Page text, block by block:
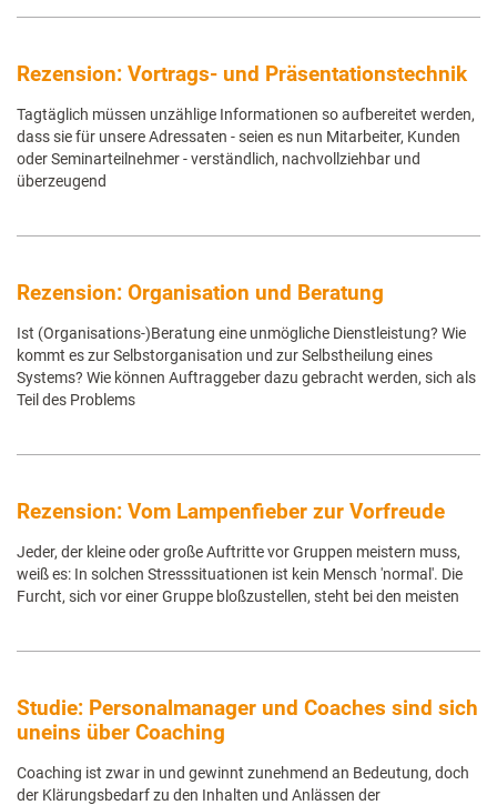
Rezension: Vortrags- und Präsentationstechnik
Tagtäglich müssen unzählige Informationen so aufbereitet werden,
dass sie für unsere Adressaten - seien es nun Mitarbeiter, Kunden
oder Seminarteilnehmer - verständlich, nachvollziehbar und
überzeugend
Rezension: Organisation und Beratung
Ist (Organisations-)Beratung eine unmögliche Dienstleistung? Wie
kommt es zur Selbstorganisation und zur Selbstheilung eines
Systems? Wie können Auftraggeber dazu gebracht werden, sich als
Teil des Problems
Rezension: Vom Lampenfieber zur Vorfreude
Jeder, der kleine oder große Auftritte vor Gruppen meistern muss,
weiß es: In solchen Stresssituationen ist kein Mensch 'normal'. Die
Furcht, sich vor einer Gruppe bloßzustellen, steht bei den meisten
Studie: Personalmanager und Coaches sind sich
uneins über Coaching
Coaching ist zwar in und gewinnt zunehmend an Bedeutung, doch
der Klärungsbedarf zu den Inhalten und Anlässen der